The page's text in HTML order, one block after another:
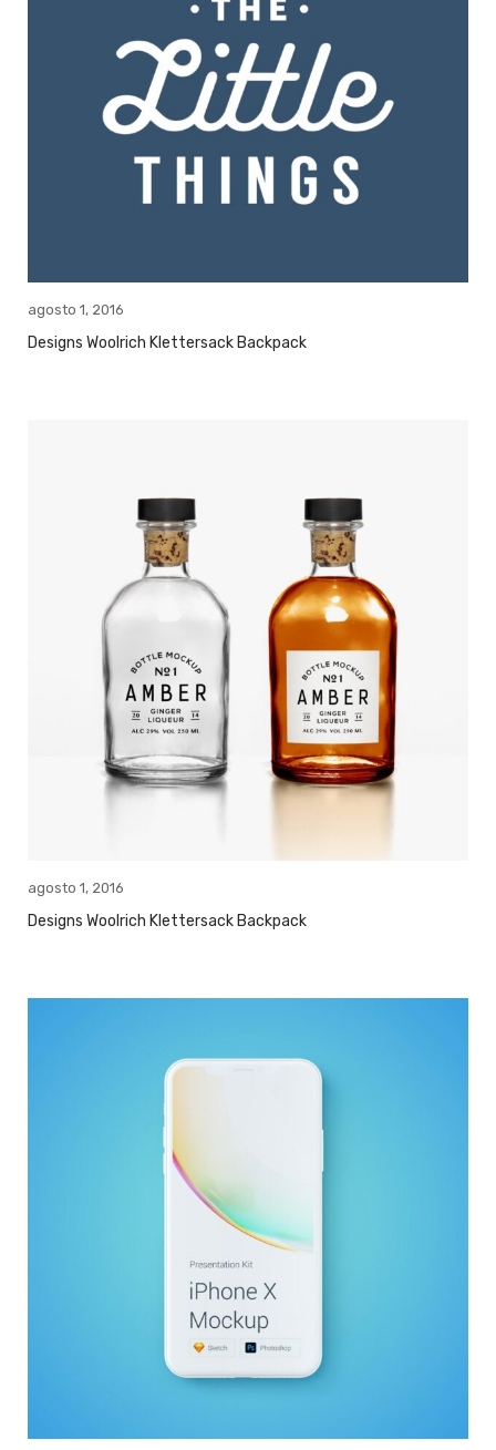
agosto 1, 2016
Designs Woolrich Klettersack Backpack
agosto 1, 2016
Designs Woolrich Klettersack Backpack